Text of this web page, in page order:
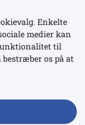
Enkelte
medier kan
til
os på at